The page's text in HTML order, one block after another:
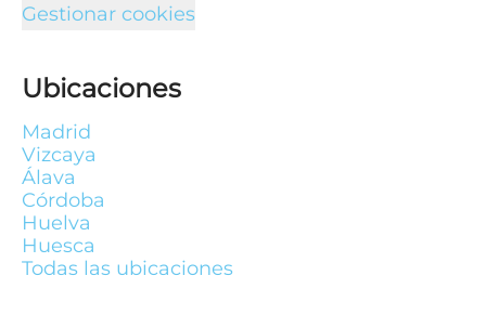
Gestionar cookies
Ubicaciones
Madrid
Vizcaya
Álava
Córdoba
Huelva
Huesca
Todas las ubicaciones